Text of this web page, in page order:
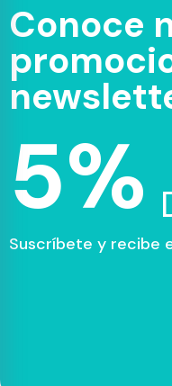
Conoce
5%
Suscríbete y recibe